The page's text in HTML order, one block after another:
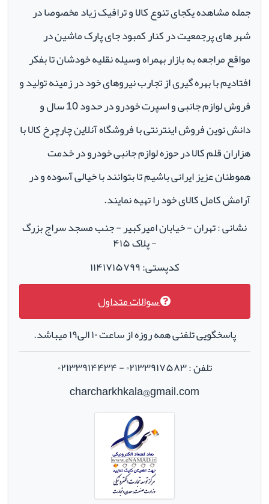
جمله مشاهده یکجای تنوع کالا و ترافیک زیاد مخصوصا در
شهر های پرجمعیت در کنار کمبود جای پارک ماشین در
مواقع مراجعه به بازار بهمراه وسیله نقلیه خودشان تا بفکر
افتادیم با بهره گیری از تجارب نیروهای خود در زمینه تولید و
فروش لوازم جانبی و اسپرت خودرو در حدود 10 سال و
دانش نوین فروش اینترنتی با فروشگاه آنلاین چارچرخ کالا با
هزاران قلم کالا در حوزه لوازم جانبی خودرو در خدمت
هموطنان عزیز ایرانی باشیم تا بتوانند با خیالی آسوده و در
آرامش کامل کالای خود را تهیه نمایند.
نشانی : تهران - خیابان امیرکبیر - جنب مسجد سراج بزرگ
- پلاک ۴۱۵
کدپستی: ۱۱۴۱۷۱۵۷۹۹
سوالات متداول
پاسخگویی تلفنی همه روزه از ساعت ۱۰ الی۱۹ میباشد.
تلفن : ۰۲۱۳۳۹۱۷۵۸۳ - ۰۲۱۳۳۹۱۴۴۳۴
charcharkhkala@gmail.com